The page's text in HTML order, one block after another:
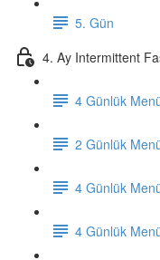
5. Gün
4. Ay Intermittent
4 Günlük
2 Günlük
4 Günlük
4 Günlük